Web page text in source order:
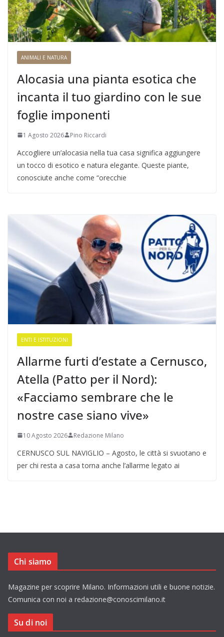
ANIMALI E NATURA
Alocasia una pianta esotica che
incanta il tuo giardino con le sue
foglie imponenti
1 Agosto 2026 Pino Riccardi
Accogliere un’alocasia nella tua casa significa aggiungere
un tocco di esotico e natura elegante. Queste piante,
conosciute anche come “orecchie
ENTI E ISTITUZIONI
Allarme furti d’estate a Cernusco,
Atella (Patto per il Nord):
«Facciamo sembrare che le
nostre case siano vive»
10 Agosto 2026 Redazione Milano
CERNUSCO SUL NAVIGLIO – Agosto, le città si svuotano e
per chi resta a casa torna anche l’allarme legato ai
Chi siamo
Magazine per scoprire Milano. Informazioni utili e buone notizie.
Comunica con noi a redazione@conoscimilano.it
Su di noi